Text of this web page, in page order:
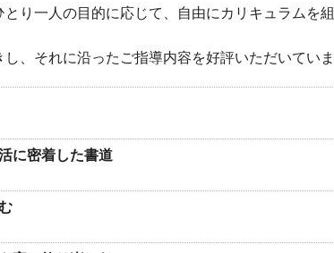
り一人の目的に応じて、自由にカリキュラムを
、それに沿ったご指導内容を好評いただいていま
に密着した書道